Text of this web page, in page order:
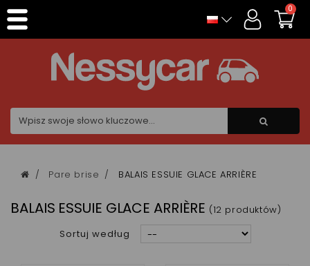
0
Pare brise BALAIS ESSUIE GLACE ARRIÈRE
BALAIS ESSUIE GLACE ARRIÈRE (12 produktów)
Sortuj według
Panel zarządzania plikami cookies